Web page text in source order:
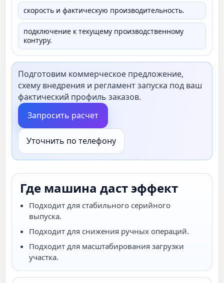
скорость и фактическую производительность.
подключение к текущему производственному
контуру.
Подготовим коммерческое предложение,
схему внедрения и регламент запуска под ваш
фактический профиль заказов.
Запросить расчет
Уточнить по телефону
Где машина даст эффект
Подходит для стабильного серийного
выпуска.
Подходит для снижения ручных операций.
Подходит для масштабирования загрузки
участка.